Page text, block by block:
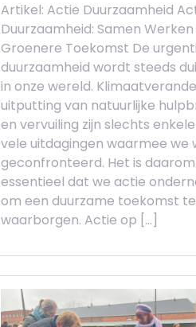
Artikel: Actie Duurzaamheid
Duurzaamheid: Samen
Groenere Toekomst De
duurzaamheid wordt steeds
in onze wereld.
uitputting van natuurlijke
en vervuiling zijn slechts
vele uitdagingen waarmee we
geconfronteerd. Het is daarom
essentieel dat we actie
om een duurzame toekomst te
waarborgen. Actie op […]